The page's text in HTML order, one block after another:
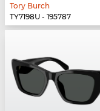
Tory Burch
TY7198U - 195787